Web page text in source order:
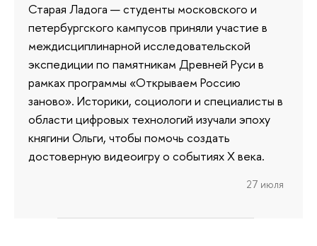
Старая Ладога — студенты московского и
петербургского кампусов приняли участие в
междисциплинарной исследовательской
экспедиции по памятникам Древней Руси в
рамках программы «Открываем Россию
заново». Историки, социологи и специалисты в
области цифровых технологий изучали эпоху
княгини Ольги, чтобы помочь создать
достоверную видеоигру о событиях X века.
27 июля